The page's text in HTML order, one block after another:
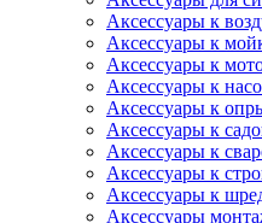
Аксессуары к
Аксессуары к
Аксессуары к
Аксессуары к
Аксессуары к
Аксессуары к
Аксессуары к
Аксессуары к
Аксессуары к
Аксессуары